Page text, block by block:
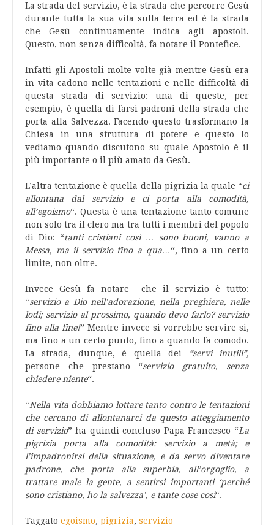
La strada del servizio, è la strada che percorre Gesù
durante tutta la sua vita sulla terra ed è la strada
che Gesù continuamente indica agli apostoli.
Questo, non senza difficoltà, fa notare il Pontefice.
Infatti gli Apostoli molte volte già mentre Gesù era
in vita cadono nelle tentazioni e nelle difficoltà di
questa strada di servizio: una di queste, per
esempio, è quella di farsi padroni della strada che
porta alla Salvezza. Facendo questo trasformano la
Chiesa in una struttura di potere e questo lo
vediamo quando discutono su quale Apostolo è il
più importante o il più amato da Gesù.
L’altra tentazione è quella della pigrizia la quale “ci
allontana dal servizio e ci porta alla comodità,
all’egoismo“. Questa è una tentazione tanto comune
non solo tra il clero ma tra tutti i membri del popolo
di Dio: “tanti cristiani così … sono buoni, vanno a
Messa, ma il servizio fino a qua…“, fino a un certo
limite, non oltre.
Invece Gesù fa notare che il servizio è tutto:
“servizio a Dio nell’adorazione, nella preghiera, nelle
lodi; servizio al prossimo, quando devo farlo? servizio
fino alla fine!” Mentre invece si vorrebbe servire sì,
ma fino a un certo punto, fino a quando fa comodo.
La strada, dunque, è quella dei
“servi inutili”,
persone che prestano “servizio gratuito, senza
chiedere niente“.
“Nella vita dobbiamo lottare tanto contro le tentazioni
che cercano di allontanarci da questo atteggiamento
di servizio” ha quindi concluso Papa Francesco “La
pigrizia porta alla comodità: servizio a metà; e
l’impadronirsi della situazione, e da servo diventare
padrone, che porta alla superbia, all’orgoglio, a
trattare male la gente, a sentirsi importanti ‘perché
sono cristiano, ho la salvezza’, e tante cose così“.
Taggato egoismo, pigrizia, servizio